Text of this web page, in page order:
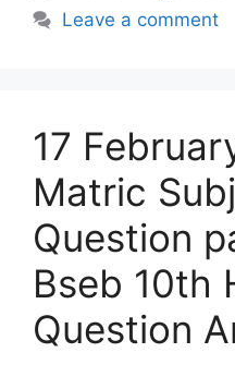
Leave a comment
17
Matric
Question
Bseb 10th
Question